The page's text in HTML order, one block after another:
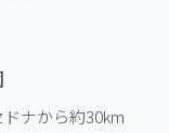
ナから約30km